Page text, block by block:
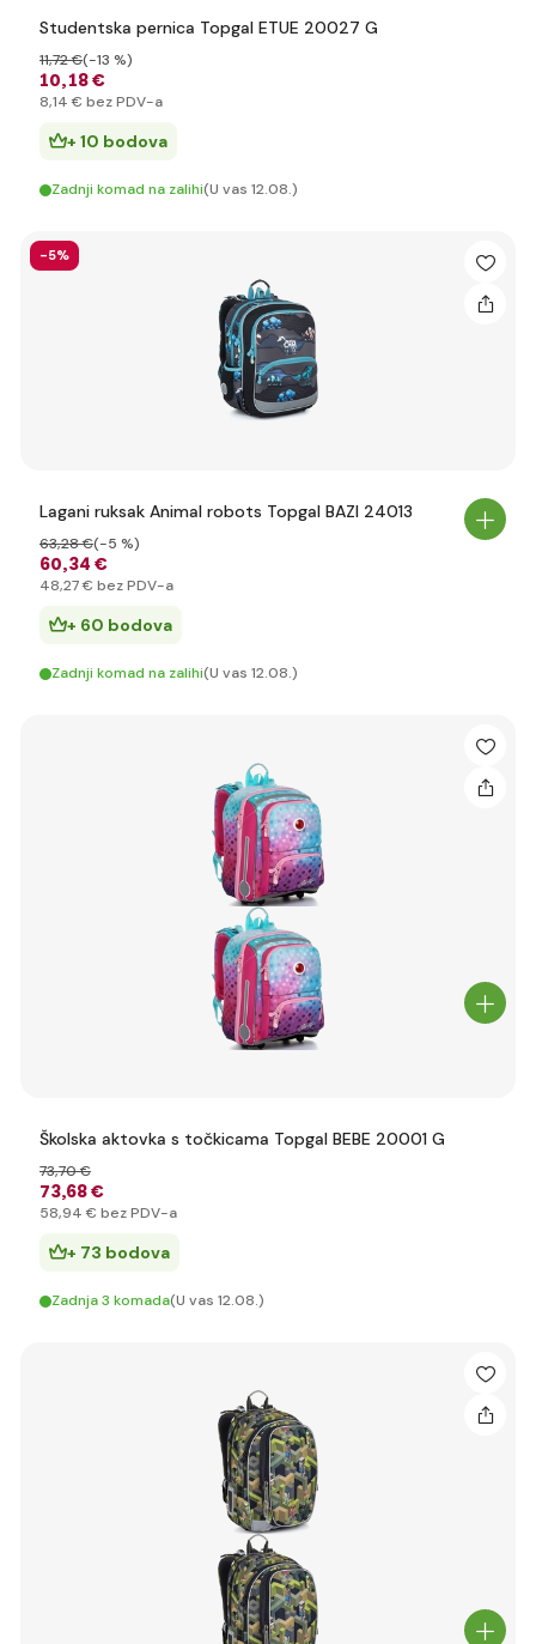
Studentska pernica Topgal ETUE 20027 G
10,18 €
11,72 €(-13 %)
8,14 € bez PDV-a
+ 10 bodova
Zadnji komad na zalihi(U vas 12.08.)
-5%
Lagani ruksak Animal robots Topgal BAZI 24013
60,34 €
63,28 €(-5 %)
48,27 € bez PDV-a
+ 60 bodova
Zadnji komad na zalihi(U vas 12.08.)
Školska aktovka s točkicama Topgal BEBE 20001 G
73,68 €
73,70 €
58,94 € bez PDV-a
+ 73 bodova
Zadnja 3 komada(U vas 12.08.)